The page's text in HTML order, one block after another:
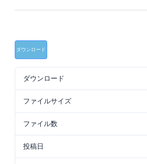
ダウンロード
ダウンロード
ファイルサイズ
ファイル数
投稿日